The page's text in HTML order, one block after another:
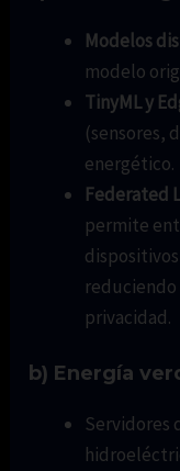
Modelos
modelo
TinyML y
(sensores,
energético.
Federated
permite
privacidad.
b) Energía
Servidores